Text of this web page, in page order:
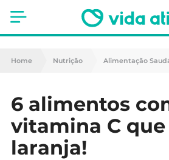
Saúde
Nutrição
Receitas
Home Nutrição Alimentação
6 alimentos
vitamina C que
laranja!